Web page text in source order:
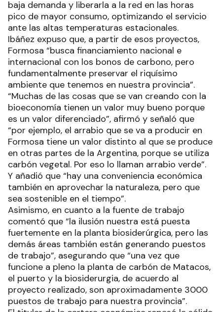
baja demanda y liberarla a la red en las horas
pico de mayor consumo, optimizando el servicio
ante las altas temperaturas estacionales.
Ibáñez expuso que, a partir de esos proyectos,
Formosa “busca financiamiento nacional e
internacional con los bonos de carbono, pero
fundamentalmente preservar el riquísimo
ambiente que tenemos en nuestra provincia”.
“Muchas de las cosas que se van creando con la
bioeconomía tienen un valor muy bueno porque
es un valor diferenciado”, afirmó y señaló que
“por ejemplo, el arrabio que se va a producir en
Formosa tiene un valor distinto al que se produce
en otras partes de la Argentina, porque se utiliza
carbón vegetal. Por eso lo llaman arrabio verde”.
Y añadió que “hay una conveniencia económica
también en aprovechar la naturaleza, pero que
sea sostenible en el tiempo”.
Asimismo, en cuanto a la fuente de trabajo
comentó que “la ilusión nuestra está puesta
fuertemente en la planta biosiderúrgica, pero las
demás áreas también están generando puestos
de trabajo”, asegurando que “una vez que
funcione a pleno la planta de carbón de Matacos,
el puerto y la biosiderurgia, de acuerdo al
proyecto realizado, son aproximadamente 3000
puestos de trabajo para nuestra provincia”.